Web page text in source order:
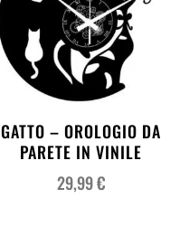
GATTO – OROLOGIO DA
PARETE IN VINILE
29,99€